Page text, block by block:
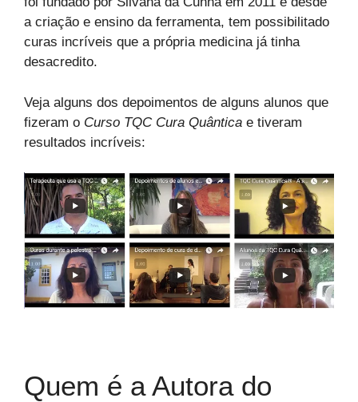
a criação e ensino da ferramenta, tem possibilitado
curas incríveis que a própria medicina já tinha
desacredito.
Veja alguns dos depoimentos de alguns alunos que
fizeram o Curso TQC Cura Quântica e tiveram
resultados incríveis:
Quem é a Autora do